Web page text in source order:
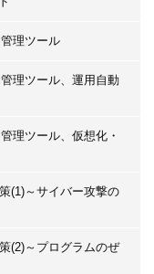
理ツール
理ツール、運用自動
理ツール、仮想化・
(1)～サイバー攻撃の
(2)～プログラムのぜ